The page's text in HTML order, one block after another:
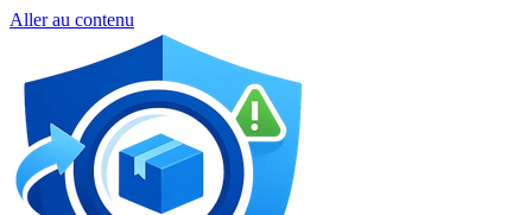
Aller au contenu